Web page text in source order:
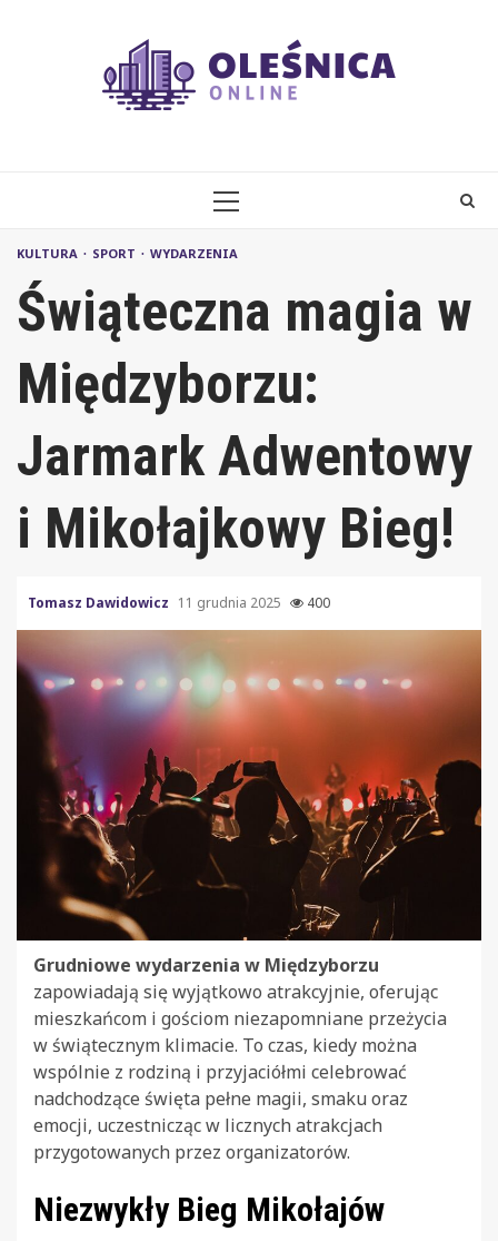
PRIMARY
KULTURA SPORT WYDARZENIA
Świąteczna magia w
Międzyborzu:
Jarmark Adwentowy
i Mikołajkowy Bieg!
Tomasz Dawidowicz 11 grudnia 2025 400
Grudniowe wydarzenia w Międzyborzu
zapowiadają się wyjątkowo atrakcyjnie, oferując
mieszkańcom i gościom niezapomniane przeżycia
w świątecznym klimacie. To czas, kiedy można
wspólnie z rodziną i przyjaciółmi celebrować
nadchodzące święta pełne magii, smaku oraz
emocji, uczestnicząc w licznych atrakcjach
przygotowanych przez organizatorów.
Niezwykły Bieg Mikołajów